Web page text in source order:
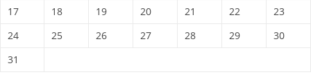
17
18 19 20 21 22
23
24
25 26 27 28 29
30
31